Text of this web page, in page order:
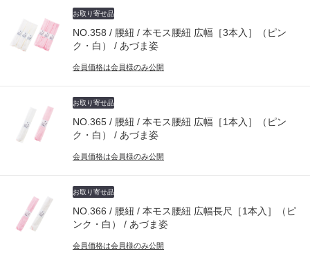
お取り寄せ品
NO.358 / 腰紐 / 本モス腰紐 広幅［3本入］（ピン
ク・白） / あづま姿
会員価格は会員様のみ公開
お取り寄せ品
NO.365 / 腰紐 / 本モス腰紐 広幅［1本入］（ピン
ク・白） / あづま姿
会員価格は会員様のみ公開
お取り寄せ品
NO.366 / 腰紐 / 本モス腰紐 広幅長尺［1本入］（ピ
ンク・白） / あづま姿
会員価格は会員様のみ公開